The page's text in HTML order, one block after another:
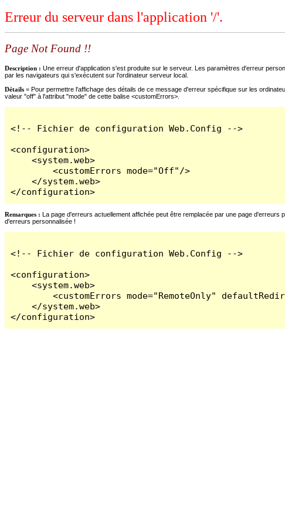
Erreur du serveur dans l'application '/'.
Page Not Found !!
Description : Une erreur d'application s'est produite sur le serveur. Les paramètres d'erreur
par les navigateurs qui s'exécutent sur l'ordinateur serveur local.
Détails = Pour permettre l'affichage des détails de ce message d'erreur spécifique sur les
valeur "off" à l'attribut "mode" de cette balise <customErrors>.
<!-- Fichier de configuration Web.Config -->
<configuration>
    <system.web>
        <customErrors mode="Off"/>
    </system.web>
</configuration>
Remarques : La page d'erreurs actuellement affichée peut être remplacée par une page
d'erreurs personnalisée !
<!-- Fichier de configuration Web.Config -->
<configuration>
    <system.web>
<customErrors mode="RemoteOnly"
    </system.web>
</configuration>